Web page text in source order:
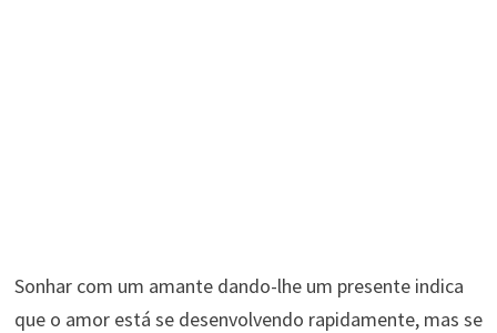
Sonhar com um amante dando-lhe um presente indica
que o amor está se desenvolvendo rapidamente, mas se